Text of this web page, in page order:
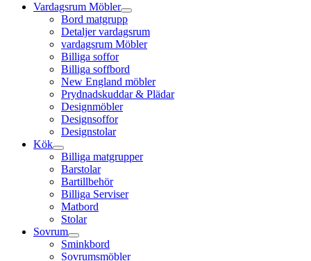
Vardagsrum Möbler
Bord matgrupp
Detaljer vardagsrum
vardagsrum Möbler
Billiga soffor
Billiga soffbord
New England möbler
Prydnadskuddar & Plädar
Designmöbler
Designsoffor
Designstolar
Kök
Billiga matgrupper
Barstolar
Bartillbehör
Billiga Serviser
Matbord
Stolar
Sovrum
Sminkbord
Sovrumsmöbler